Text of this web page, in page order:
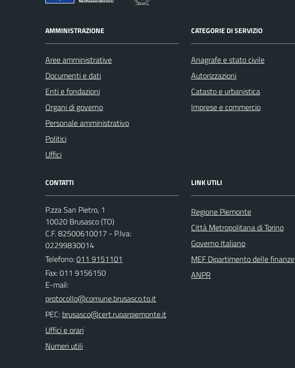
AMMINISTRAZIONE
Aree amministrative
Documenti e dati
Enti e fondazioni
Organi di governo
Personale amministrativo
Politici
Uffici
CATEGORIE DI SERVIZIO
Anagrafe e stato civile
Autorizzazioni
Catasto e urbanistica
Imprese e commercio
CONTATTI
P.zza San Pietro, 1
10020 Brusasco (TO)
C.F. 82500610017 - P.Iva:
02299830014
Telefono:011 9151101
Fax: 011 9156150
E-mail:
PEC:
Uffici e orari
Numeri utili
LINK UTILI
Regione Piemonte
Città Metropolitana di Torino
Governo Italiano
MEF Dipartimento delle finanze
ANPR